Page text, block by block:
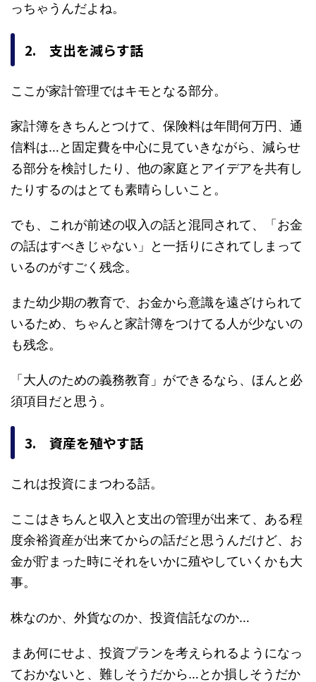
っちゃうんだよね。
2. 支出を減らす話
ここが家計管理ではキモとなる部分。
家計簿をきちんとつけて、保険料は年間何万円、通
信料は…と固定費を中心に見ていきながら、減らせ
る部分を検討したり、他の家庭とアイデアを共有し
たりするのはとても素晴らしいこと。
でも、これが前述の収入の話と混同されて、「お金
の話はすべきじゃない」と一括りにされてしまって
いるのがすごく残念。
また幼少期の教育で、お金から意識を遠ざけられて
いるため、ちゃんと家計簿をつけてる人が少ないの
も残念。
「大人のための義務教育」ができるなら、ほんと必
須項目だと思う。
3. 資産を殖やす話
これは投資にまつわる話。
ここはきちんと収入と支出の管理が出来て、ある程
度余裕資産が出来てからの話だと思うんだけど、お
金が貯まった時にそれをいかに殖やしていくかも大
事。
株なのか、外貨なのか、投資信託なのか…
まあ何にせよ、投資プランを考えられるようになっ
ておかないと、難しそうだから…とか損しそうだか